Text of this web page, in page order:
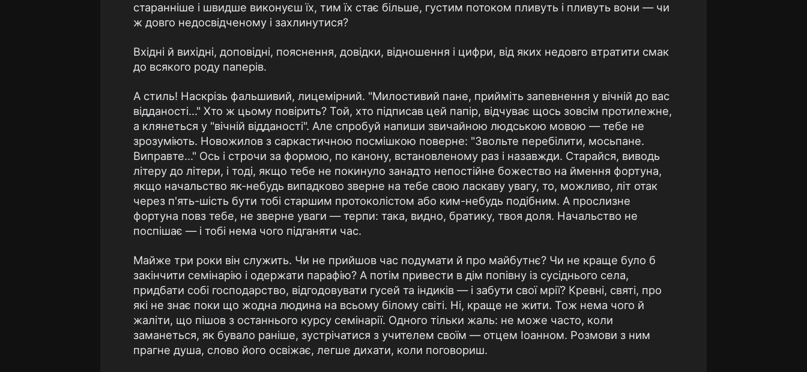
старанніше і швидше виконуєш їх, тим їх стає більше, густим потоком пливуть і пливуть вони — чи
ж довго недосвідченому і захлинутися?
Вхідні й вихідні, доповідні, пояснення, довідки, відношення і цифри, від яких недовго втратити смак
до всякого роду паперів.
А стиль! Наскрізь фальшивий, лицемірний. "Милостивий пане, прийміть запевнення у вічній до вас
відданості..." Хто ж цьому повірить? Той, хто підписав цей папір, відчуває щось зовсім протилежне,
а клянеться у "вічній відданості". Але спробуй напиши звичайною людською мовою — тебе не
зрозуміють. Новожилов з саркастичною посмішкою поверне: "Звольте перебілити, мосьпане.
Виправте..." Ось і строчи за формою, по канону, встановленому раз і назавжди. Старайся, виводь
літеру до літери, і тоді, якщо тебе не покинуло занадто непостійне божество на ймення фортуна,
якщо начальство як-небудь випадково зверне на тебе свою ласкаву увагу, то, можливо, літ отак
через п'ять-шість бути тобі старшим протоколістом або ким-небудь подібним. А прослизне
фортуна повз тебе, не зверне уваги — терпи: така, видно, братику, твоя доля. Начальство не
поспішає — і тобі нема чого підганяти час.
Майже три роки він служить. Чи не прийшов час подумати й про майбутнє? Чи не краще було б
закінчити семінарію і одержати парафію? А потім привести в дім попівну із сусіднього села,
придбати собі господарство, відгодовувати гусей та індиків — і забути свої мрії? Кревні, святі, про
які не знає поки що жодна людина на всьому білому світі. Ні, краще не жити. Тож нема чого й
жаліти, що пішов з останнього курсу семінарії. Одного тільки жаль: не може часто, коли
заманеться, як бувало раніше, зустрічатися з учителем своїм — отцем Іоанном. Розмови з ним
прагне душа, слово його освіжає, легше дихати, коли поговориш.